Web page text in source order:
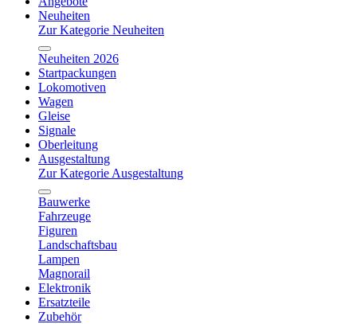
Neuheiten
Zur Kategorie Neuheiten
Neuheiten 2026
Startpackungen
Lokomotiven
Wagen
Gleise
Signale
Oberleitung
Ausgestaltung
Zur Kategorie Ausgestaltung
Bauwerke
Fahrzeuge
Figuren
Landschaftsbau
Lampen
Magnorail
Elektronik
Ersatzteile
Zubehör